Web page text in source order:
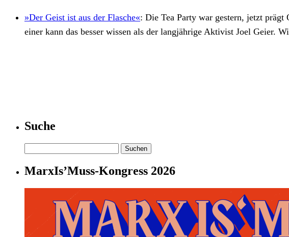
»Der Geist ist aus der Flasche«: Die Tea Party war gestern, jetzt
einer kann das besser wissen als der langjährige Aktivist Joel Geier.
Suche
nach:
MarxIs’Muss-Kongress 2026